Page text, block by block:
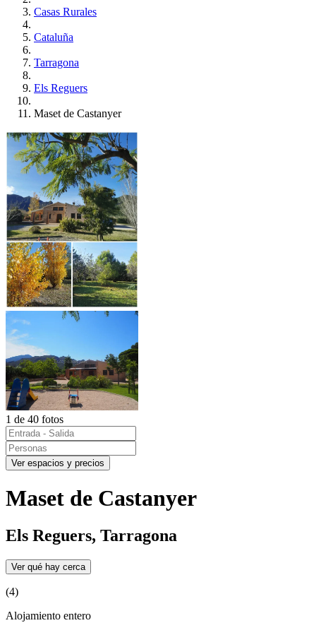
Casas Rurales
Cataluña
Tarragona
Els Reguers
Maset de Castanyer
1 de 40 fotos
Ver espacios y precios
Maset de Castanyer
Els Reguers, Tarragona
Ver qué hay cerca
(4)
Alojamiento entero